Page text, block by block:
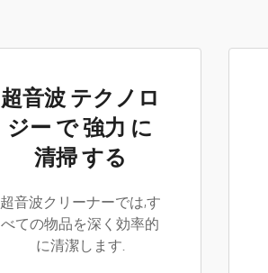
超音波 テクノロ
ジー で 強力 に
清掃 する
超音波クリーナーでは,す
べての物品を深く効率的
に清潔します.